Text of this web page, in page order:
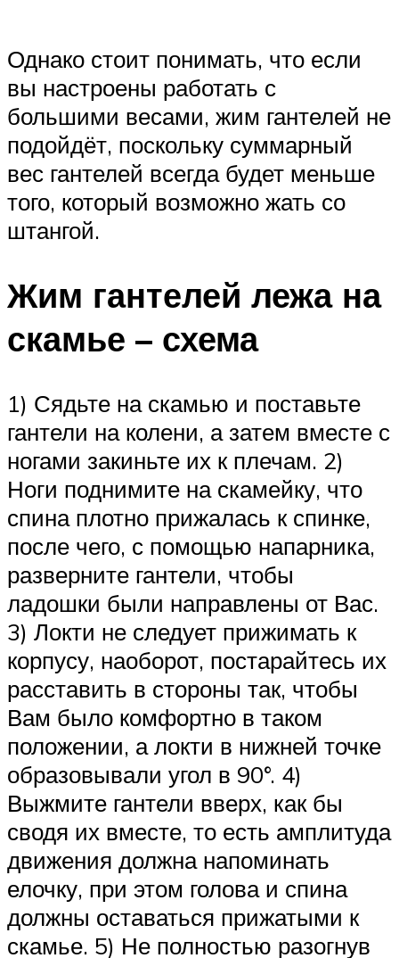
Однако стоит понимать, что если
вы настроены работать с
большими весами, жим гантелей не
подойдёт, поскольку суммарный
вес гантелей всегда будет меньше
того, который возможно жать со
штангой.
Жим гантелей лежа на
скамье – схема
1) Сядьте на скамью и поставьте
гантели на колени, а затем вместе с
ногами закиньте их к плечам. 2)
Ноги поднимите на скамейку, что
спина плотно прижалась к спинке,
после чего, с помощью напарника,
разверните гантели, чтобы
ладошки были направлены от Вас.
3) Локти не следует прижимать к
корпусу, наоборот, постарайтесь их
расставить в стороны так, чтобы
Вам было комфортно в таком
положении, а локти в нижней точке
образовывали угол в 90°. 4)
Выжмите гантели вверх, как бы
сводя их вместе, то есть амплитуда
движения должна напоминать
елочку, при этом голова и спина
должны оставаться прижатыми к
скамье. 5) Не полностью разогнув